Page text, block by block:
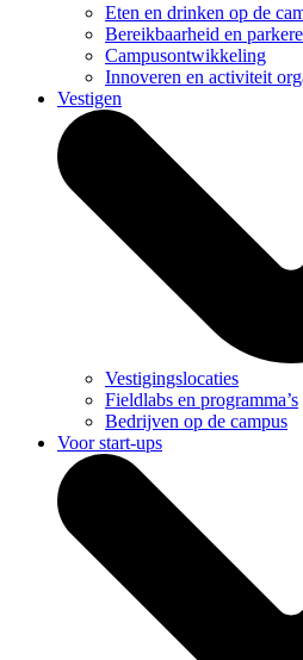
Eten en drinken op de
Bereikbaarheid en
Campusontwikkeling
Innoveren en activiteit
Vestigen
Vestigingslocaties
Fieldlabs en programma’s
Bedrijven op de campus
Voor start-ups